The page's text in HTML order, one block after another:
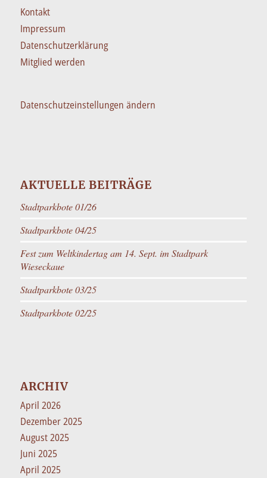
Kontakt
Impressum
Datenschutzerklärung
Mitglied werden
Datenschutzeinstellungen ändern
AKTUELLE BEITRÄGE
Stadtparkbote 01/26
Stadtparkbote 04/25
Fest zum Weltkindertag am 14. Sept. im Stadtpark
Wieseckaue
Stadtparkbote 03/25
Stadtparkbote 02/25
ARCHIV
April 2026
Dezember 2025
August 2025
Juni 2025
April 2025